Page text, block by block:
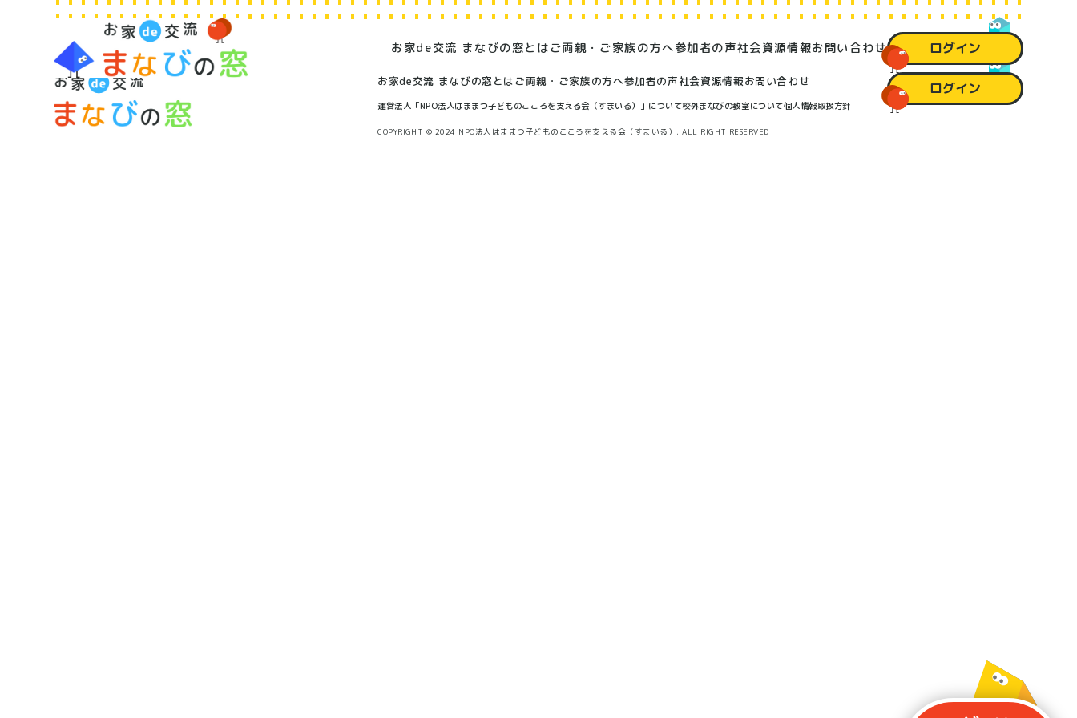
お家de交流 まなびの窓とはご両親・ご家族の方へ参加者の声社会資源情報お問い合わせ ログイン
お家de交流 まなびの窓とはご両親・ご家族の方へ参加者の声社会資源情報お問い合わせ
運営法人「NPO法人はままつ子どものこころを支える会（すまいる）」について校外まなびの教室について個人情報取扱方針
ログイン
COPYRIGHT © 2024 NPO法人はままつ子どものこころを支える会（すまいる）. ALL RIGHT RESERVED